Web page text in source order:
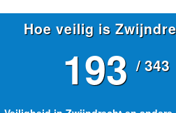
Hoe veilig is
193 / 343